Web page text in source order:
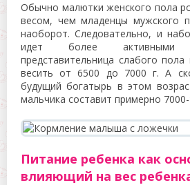
Обычно малютки женского пола
весом, чем младенцы мужского
наоборот. Следовательно, и
идет более активными
представительница слабого
весить от 6500 до 7000 г. А
будущий богатырь в этом
мальчика составит примерно 7000-
Питание ребенка как
влияющий на вес